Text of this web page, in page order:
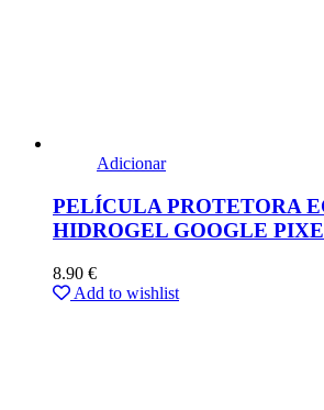
Adicionar
PELÍCULA PROTETORA
HIDROGEL GOOGLE
8.90 €
Add to wishlist